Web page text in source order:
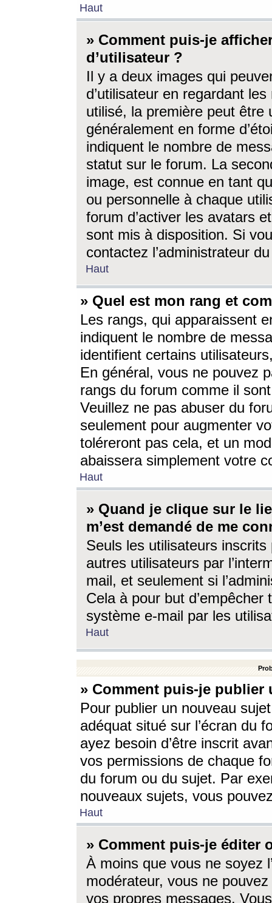
Haut
» Comment puis-je
d’utilisateur ?
Il y a deux images qui
d’utilisateur en regardant
utilisé, la première peut être
généralement en forme
indiquent le nombre de
statut sur le forum. La
image, est connue en tant
ou personnelle à chaque
forum d’activer les avatars
sont mis à disposition. Si
contactez l’administrateur
Haut
» Quel est mon rang et
Les rangs, qui apparaissent
indiquent le nombre de
identifient certains
En général, vous ne pouvez
rangs du forum comme il
Veuillez ne pas abuser du
seulement pour augmenter
toléreront pas cela, et un
abaissera simplement votre
Haut
» Quand je clique sur le
m’est demandé de me
Seuls les utilisateurs
autres utilisateurs par
mail, et seulement si
Cela à pour but
système e-mail par les
Haut
» Comment puis-je
Pour publier un nouveau
adéquat situé sur l’écran du
ayez besoin d’être inscrit
vos permissions de chaque
du forum ou du sujet. Par
nouveaux sujets, vous
Haut
» Comment puis-je éditer
À moins que vous ne soyez
modérateur, vous ne
vos propres messages.